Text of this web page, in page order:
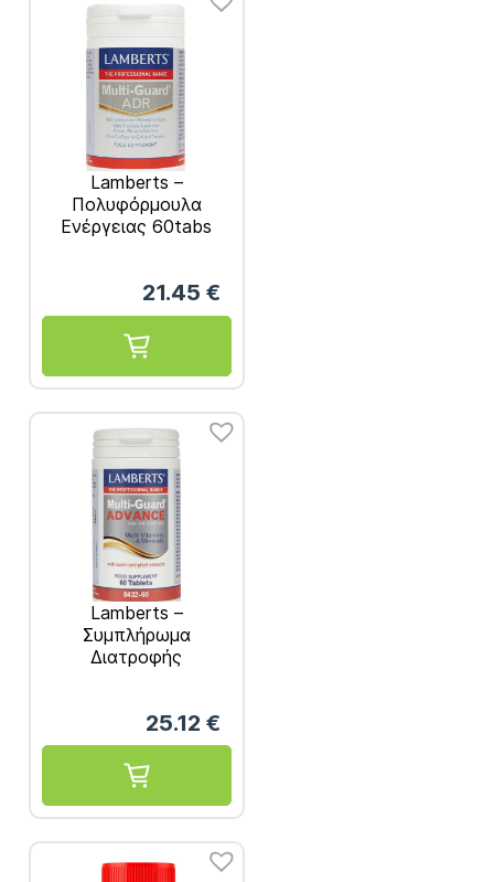
Lamberts –
Πολυφόρμουλα
Ενέργειας 60tabs
21.45 €
Lamberts –
Συμπλήρωμα
Διατροφής
Εκχυλίσματα
Βοτάνων 60 tabs
25.12 €